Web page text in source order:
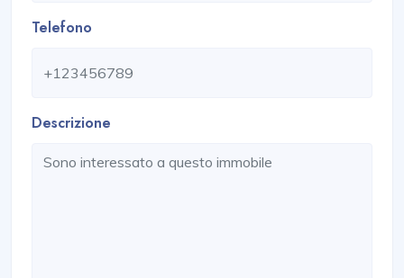
Telefono
Descrizione